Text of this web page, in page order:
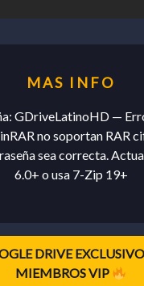
GDriveLatinoHD —
no soportan RAR
sea correcta.
6.0+ o usa 7-Zip 19+
DRIVE
MIEMBROS VIP